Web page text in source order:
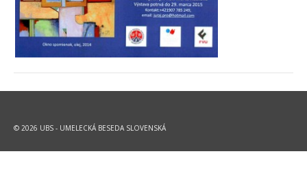
© 2026 UBS - UMELECKÁ BESEDA SLOVENSKÁ